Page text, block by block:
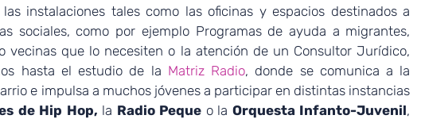
instalaciones tales como las oficinas y espacios destinados a
sociales, como por ejemplo Programas de ayuda a migrantes,
vecinas que lo necesiten o la atención de un Consultor Jurídico,
hasta el estudio de la Matriz Radio, donde se comunica a la
e impulsa a muchos jóvenes a participar en distintas instancias
de Hip Hop, la Radio Peque o la Orquesta Infanto-Juvenil,